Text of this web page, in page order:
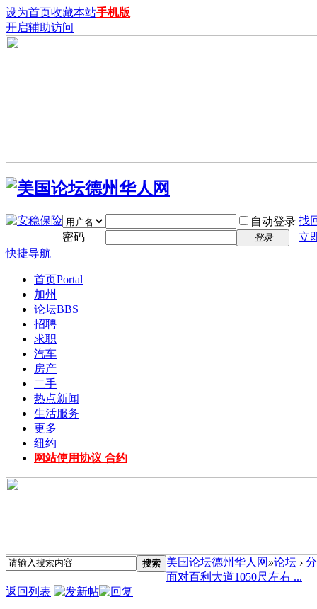
设为首页收藏本站手机版
开启辅助访问
自动登录 找
密码
登录
立
快捷导航
首页Portal
加州
论坛BBS
招聘
求职
汽车
房产
二手
热点新闻
生活服务
更多
纽约
网站使用协议 合约
搜索 美国论坛德州华人网 »论坛 ›
面对百利大道1050尺左右 ...
返回列表